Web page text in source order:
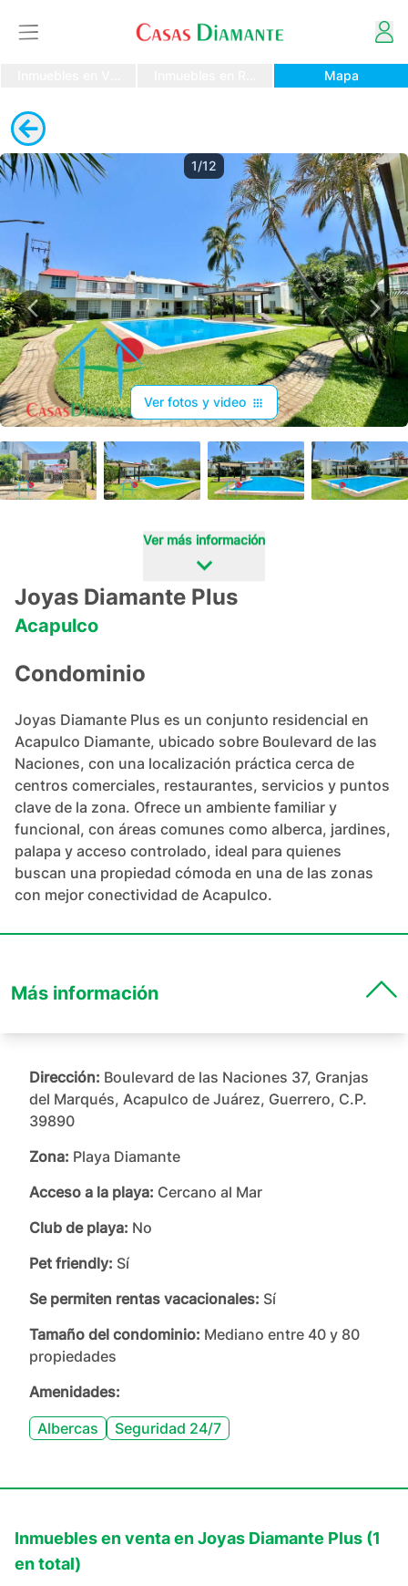
Mapa
1/12
Ver fotos y video
Ver más información
Joyas Diamante Plus
Acapulco
Condominio
Joyas Diamante Plus es un conjunto residencial en
Acapulco Diamante, ubicado sobre Boulevard de las
Naciones, con una localización práctica cerca de
centros comerciales, restaurantes, servicios y puntos
clave de la zona. Ofrece un ambiente familiar y
funcional, con áreas comunes como alberca, jardines,
palapa y acceso controlado, ideal para quienes
buscan una propiedad cómoda en una de las zonas
con mejor conectividad de Acapulco.
Más información
Dirección: Boulevard de las Naciones 37, Granjas
del Marqués, Acapulco de Juárez, Guerrero, C.P.
39890
Zona: Playa Diamante
Acceso a la playa: Cercano al Mar
Club de playa: No
Pet friendly: Sí
Se permiten rentas vacacionales: Sí
Tamaño del condominio: Mediano entre 40 y 80
propiedades
Amenidades:
Albercas
Seguridad 24/7
Inmuebles enventaenJoyas Diamante Plus (1
en total)